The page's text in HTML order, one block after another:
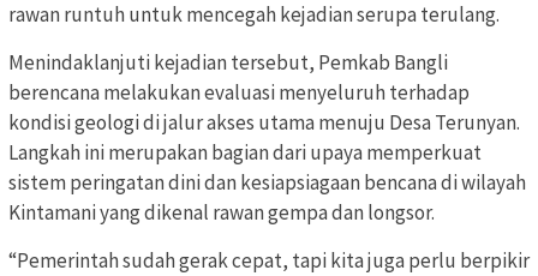
rawan runtuh untuk mencegah kejadian serupa terulang.
Menindaklanjuti kejadian tersebut, Pemkab Bangli
berencana melakukan evaluasi menyeluruh terhadap
kondisi geologi di jalur akses utama menuju Desa Terunyan.
Langkah ini merupakan bagian dari upaya memperkuat
sistem peringatan dini dan kesiapsiagaan bencana di wilayah
Kintamani yang dikenal rawan gempa dan longsor.
“Pemerintah sudah gerak cepat, tapi kita juga perlu berpikir